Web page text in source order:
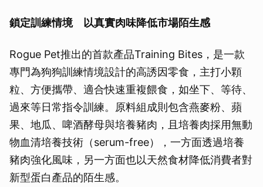
鎖定訓練情境 以真實肉味降低市場陌生感
Rogue Pet推出的首款產品Training Bites，是一款
專門為狗狗訓練情境設計的高誘因零食，主打小顆
粒、方便攜帶、適合快速重複餵食，如坐下、等待、
過來等日常指令訓練。原料組成則包含燕麥粉、蘋
果、地瓜、啤酒酵母與培養豬肉，且培養肉採用無動
物血清培養技術（serum-free），一方面透過培養
豬肉強化風味，另一方面也以天然食材降低消費者對
新型蛋白產品的陌生感。